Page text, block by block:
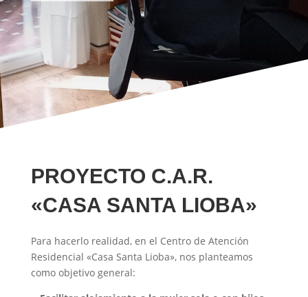
PROYECTO C.A.R.
«CASA SANTA LIOBA»
Para hacerlo realidad, en el Centro de Atención
Residencial «Casa Santa Lioba», nos planteamos
como objetivo general: